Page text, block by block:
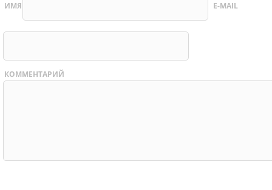
ИМЯ E-MAIL
КОММЕНТАРИЙ